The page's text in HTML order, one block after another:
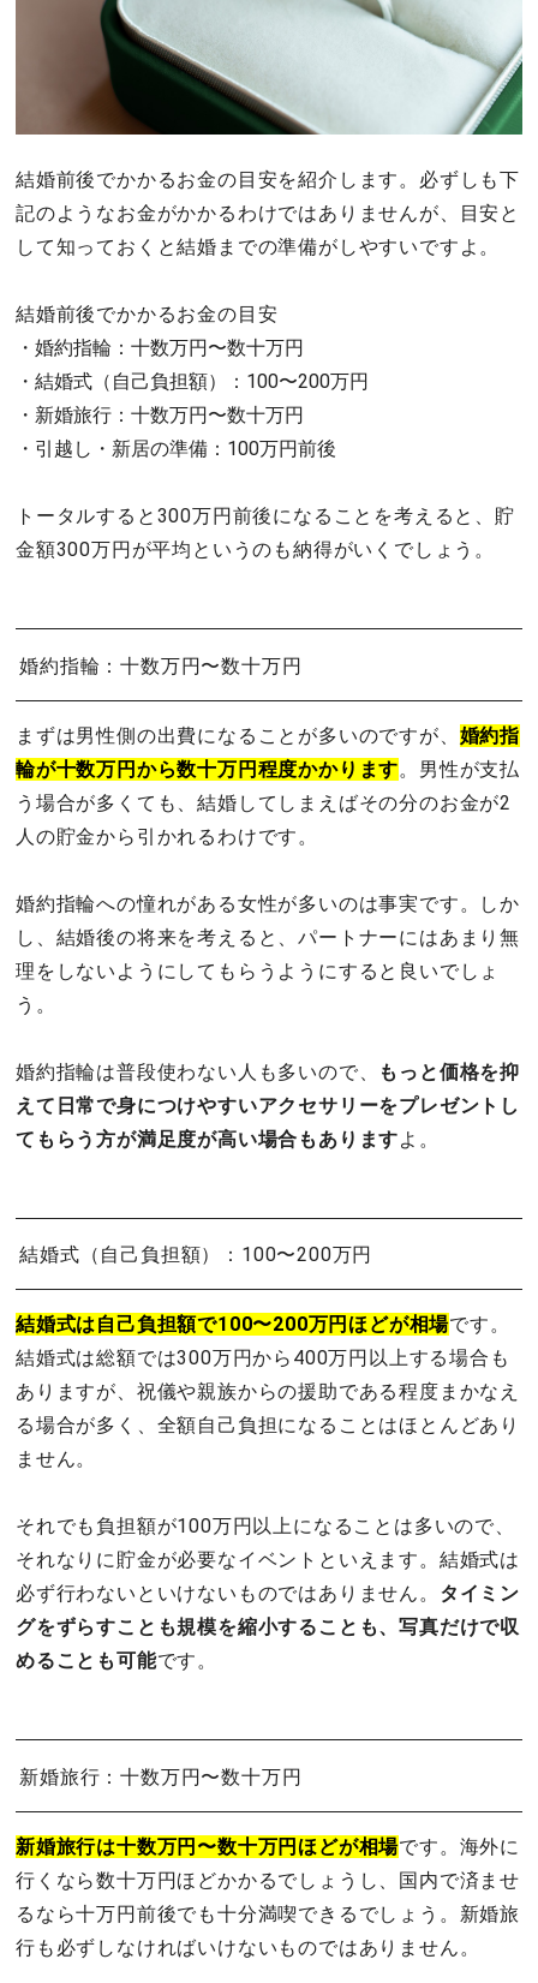
結婚前後でかかるお金の目安を紹介します。必ずしも下
記のようなお金がかかるわけではありませんが、目安と
して知っておくと結婚までの準備がしやすいですよ。
結婚前後でかかるお金の目安
・婚約指輪：十数万円〜数十万円
・結婚式（自己負担額）：100〜200万円
・新婚旅行：十数万円〜数十万円
・引越し・新居の準備：100万円前後
トータルすると300万円前後になることを考えると、貯
金額300万円が平均というのも納得がいくでしょう。
婚約指輪：十数万円〜数十万円
まずは男性側の出費になることが多いのですが、 婚約指
輪が十数万円から数十万円程度かかります。男性が支払
う場合が多くても、結婚してしまえばその分のお金が2
人の貯金から引かれるわけです。
婚約指輪への憧れがある女性が多いのは事実です。しか
し、結婚後の将来を考えると、パートナーにはあまり無
理をしないようにしてもらうようにすると良いでしょ
う。
婚約指輪は普段使わない人も多いので、
もっと価格を抑
えて日常で身につけやすいアクセサリーをプレゼントし
てもらう方が満足度が高い場合もありますよ。
結婚式（自己負担額）：100〜200万円
結婚式は自己負担額で100〜200万円ほどが相場です。
結婚式は総額では300万円から400万円以上する場合も
ありますが、祝儀や親族からの援助である程度まかなえ
る場合が多く、全額自己負担になることはほとんどあり
ません。
それでも負担額が100万円以上になることは多いので、
それなりに貯金が必要なイベントといえます。結婚式は
必ず行わないといけないものではありません。 タイミン
グをずらすことも規模を縮小することも、写真だけで収
めることも可能です。
新婚旅行：十数万円〜数十万円
新婚旅行は十数万円〜数十万円ほどが相場です。海外に
行くなら数十万円ほどかかるでしょうし、国内で済ませ
るなら十万円前後でも十分満喫できるでしょう。新婚旅
行も必ずしなければいけないものではありません。